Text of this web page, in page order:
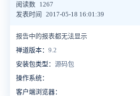
阅读数 1267
发表时间
2017-05-18 16:01:39
报告中的报表都无法显示
禅道版本： 9.2
安装包类型： 源码包
操作系统：
客户端浏览器：